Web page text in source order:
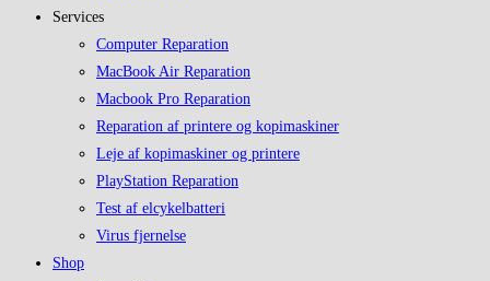
Services
Computer Reparation
MacBook Air Reparation
Macbook Pro Reparation
Reparation af printere og kopimaskiner
Leje af kopimaskiner og printere
PlayStation Reparation
Test af elcykelbatteri
Virus fjernelse
Shop